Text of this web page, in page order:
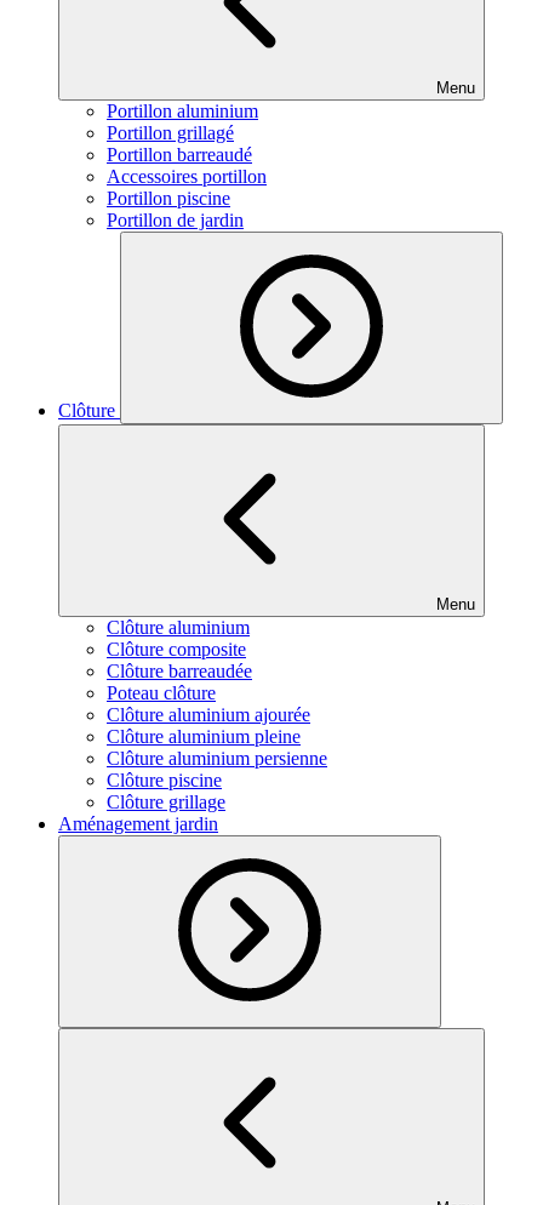
Menu
Portillon aluminium
Portillon grillagé
Portillon barreaudé
Accessoires portillon
Portillon piscine
Portillon de jardin
Clôture
Menu
Clôture aluminium
Clôture composite
Clôture barreaudée
Poteau clôture
Clôture aluminium ajourée
Clôture aluminium pleine
Clôture aluminium persienne
Clôture piscine
Clôture grillage
Aménagement jardin